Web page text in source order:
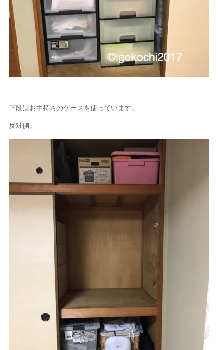
下段はお手持ちのケースを使っています。
反対側。